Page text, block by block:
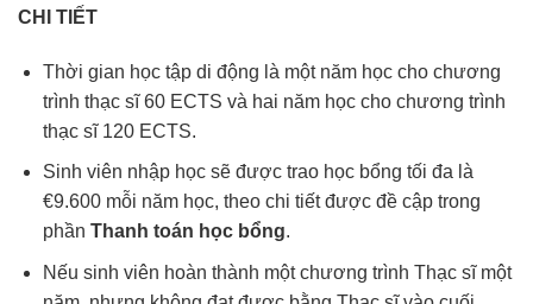
CHI TIẾT
Thời gian học tập di động là một năm học cho chương
trình thạc sĩ 60 ECTS và hai năm học cho chương trình
thạc sĩ 120 ECTS.
Sinh viên nhập học sẽ được trao học bổng tối đa là
€9.600 mỗi năm học, theo chi tiết được đề cập trong
phần Thanh toán học bổng.
Nếu sinh viên hoàn thành một chương trình Thạc sĩ một